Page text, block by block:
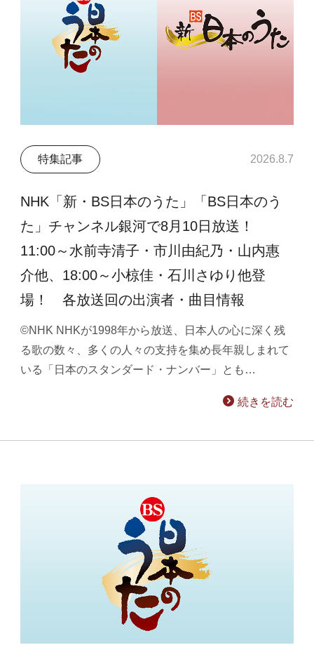
特集記事 2026.8.7
NHK「新・BS日本のうた」「BS日本のう
た」チャンネル銀河で8月10日放送！
11:00～水前寺清子・市川由紀乃・山内惠
介他、18:00～小椋佳・石川さゆり他登
場！ 各放送回の出演者・曲目情報
©NHK NHKが1998年から放送、日本人の心に深く残
る歌の数々、多くの人々の支持を集め長年親しまれて
いる「日本のスタンダード・ナンバー」とも…
続きを読む